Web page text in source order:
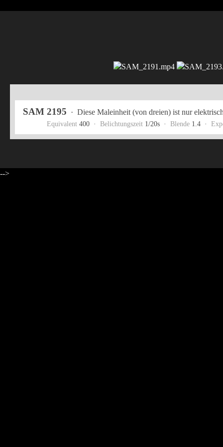
SAM 2195 · Diese Maleinheit (von dreien) ist nur
Equivalent 400 · Belichtungszeit 1/20s · Blende 1.4 ·
-->